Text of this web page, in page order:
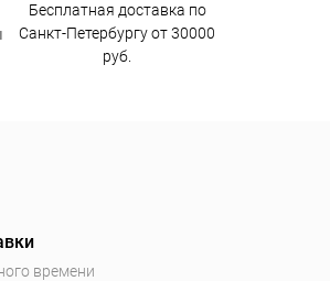
Бесплатная доставка по
Санкт-Петербургу от 30000
руб.
времени